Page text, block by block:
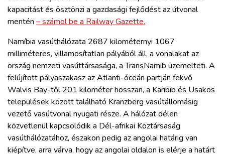
kapacitást és ösztönzi a gazdasági fejlődést az útvonal
mentén – számol be a Railway Gazette.
Namíbia vasúthálózata 2687 kilométernyi 1067
milliméteres, villamosítatlan pályából áll, a vonalakat az
ország nemzeti vasúttársasága, a TransNamib üzemelteti. A
felújított pályaszakasz az Atlanti-óceán partján fekvő
Walvis Bay-től 201 kilométer hosszan, a Karibib és Usakos
települések között található Kranzberg vasútállomásig
vezető vasútvonal nyugati része. A hálózat délen
közvetlenül kapcsolódik a Dél-afrikai Köztársaság
vasúthálózatához, északon pedig az angolai határig van
kiépítve, arra várva, hogy az angolai oldalon is elérje a határt